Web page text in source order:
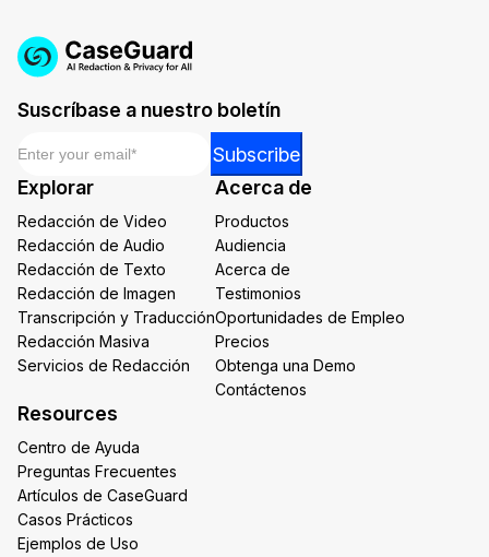
Suscríbase a nuestro boletín
Email
Subscribe
Explorar
Redacción de Video
Redacción de Audio
Redacción de Texto
Redacción de Imagen
Transcripción y Traducción
Redacción Masiva
Servicios de Redacción
Acerca de
Productos
Audiencia
Acerca de
Testimonios
Oportunidades de Empleo
Precios
Obtenga una Demo
Contáctenos
Resources
Centro de Ayuda
Preguntas Frecuentes
Artículos de CaseGuard
Casos Prácticos
Ejemplos de Uso